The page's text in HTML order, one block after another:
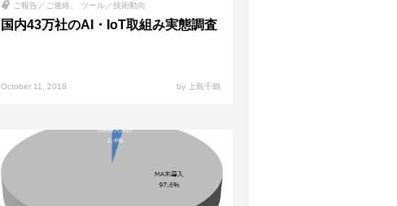
ご報告／ご連絡 ツール／技術動向
国内43万社のAI・IoT取組み実態調査
October 11, 2018 by 上島千鶴